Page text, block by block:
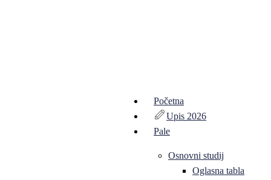
Početna
Upis 2026
Pale
Osnovni studij
Oglasna tabla